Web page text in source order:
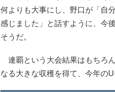
何よりも大事にし、野口が「自
感じました」と話すように、今
そうだ。
連覇という大会結果はもちろ
なる大きな収穫を得て、今年の